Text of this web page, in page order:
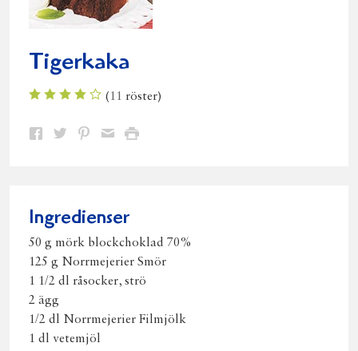
Tigerkaka
(11 röster)
Dela Dela Dela DelaSkriv
Ingredienser
50 g mörk blockchoklad 70%
125 g Norrmejerier Smör
1 1/2 dl råsocker, strö
2 ägg
1/2 dl Norrmejerier Filmjölk
1 dl vetemjöl